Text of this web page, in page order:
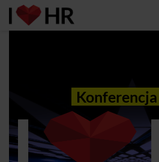
Konferencja